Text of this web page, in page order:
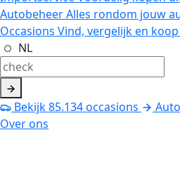
AutobeheerAlles rondom jouw
Occasions Vind, vergelijk en
NL
Bekijk85.134occasions
Over ons